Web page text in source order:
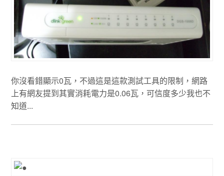
你沒看錯顯示0瓦，不過這是這款測試工具的限制，網路
上有網友提到其實消耗電力是0.06瓦，可信度多少我也不
知道...